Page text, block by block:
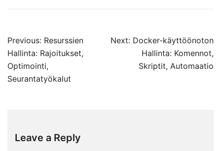
Post
navigation
Previous: Resurssien
Hallinta: Rajoitukset,
Optimointi,
Seurantatyökalut
Next: Docker-käyttöönoton
Hallinta: Komennot,
Skriptit, Automaatio
Leave a Reply